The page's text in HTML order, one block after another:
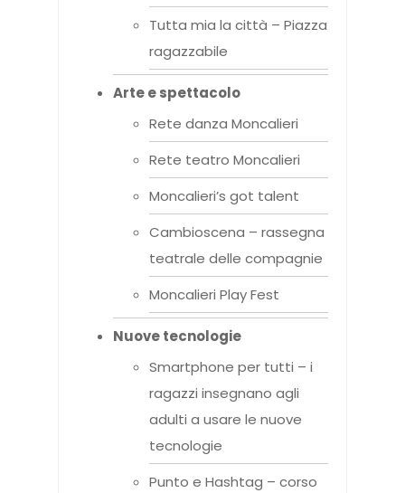
Tutta mia la città – Piazza
ragazzabile
Arte e spettacolo
Rete danza Moncalieri
Rete teatro Moncalieri
Moncalieri’s got talent
Cambioscena – rassegna
teatrale delle compagnie
Moncalieri Play Fest
Nuove tecnologie
Smartphone per tutti – i
ragazzi insegnano agli
adulti a usare le nuove
tecnologie
Punto e Hashtag – corso